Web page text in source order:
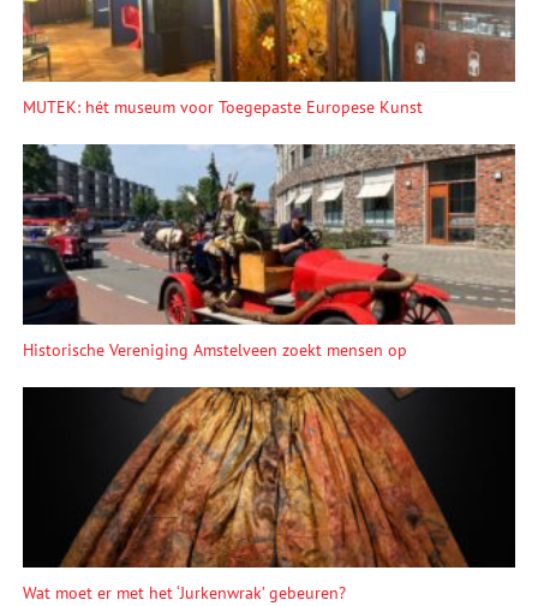
MUTEK: hét museum voor Toegepaste Europese Kunst
Historische Vereniging Amstelveen zoekt mensen op
Wat moet er met het ‘Jurkenwrak’ gebeuren?